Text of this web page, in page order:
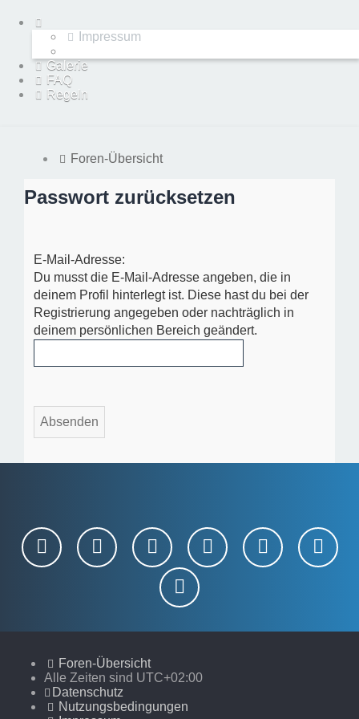
Impressum
Galerie
FAQ
Regeln
Foren-Übersicht
Passwort zurücksetzen
E-Mail-Adresse:
Du musst die E-Mail-Adresse angeben, die in
deinem Profil hinterlegt ist. Diese hast du bei der
Registrierung angegeben oder nachträglich in
deinem persönlichen Bereich geändert.
Foren-Übersicht
Alle Zeiten sind UTC+02:00
Datenschutz
Nutzungsbedingungen